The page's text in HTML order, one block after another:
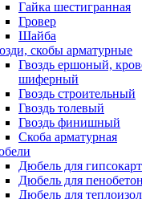
Гайка шестигранная
Гровер
Шайба
скобы арматурные
Гвоздь ершоный,
шиферный
Гвоздь строительный
Гвоздь толевый
Гвоздь финишный
Скоба арматурная
Дюбель для
Дюбель для
Дюбель для